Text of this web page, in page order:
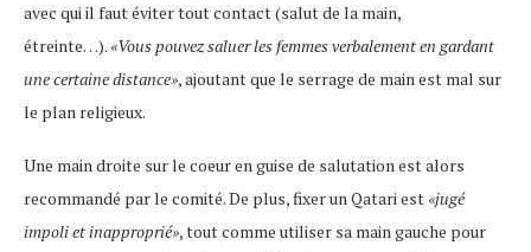
avec qui il faut éviter tout contact (salut de la main,
étreinte…).«Vous pouvez saluer les femmes verbalement en gardant
une certaine distance», ajoutant que le serrage de main est mal sur
le plan religieux.
Une main droite sur le coeur en guise de salutation est alors
recommandé par le comité. De plus, fixer un Qatari est«jugé
impoli et inapproprié», tout comme utiliser sa main gauche pour